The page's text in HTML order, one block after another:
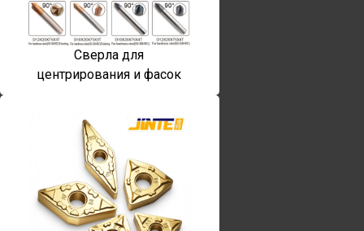
Сверла для
центрирования и фасок